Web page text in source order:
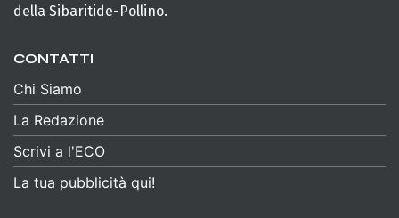
della Sibaritide-Pollino.
CONTATTI
Chi Siamo
La Redazione
Scrivi a l'ECO
La tua pubblicità qui!